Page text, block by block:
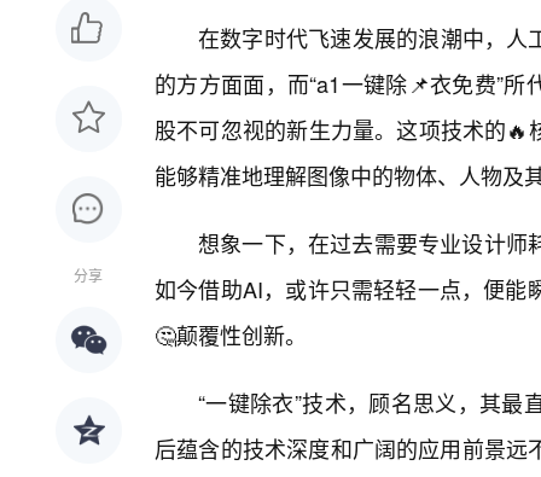
分享
在数字时代飞速发展的浪潮中，
的方方面面，而“a1一键除📌衣免费”
股不可忽视的新生力量。这项技术的
能够精准地理解图像中的物体、人物及
想象一下，在过去需要专业设计师
如今借助AI，或许只需轻轻一点，便
🤔颠覆性创新。
“一键除衣”技术，顾名思义，其
后蕴含的技术深度和广阔的应用前景